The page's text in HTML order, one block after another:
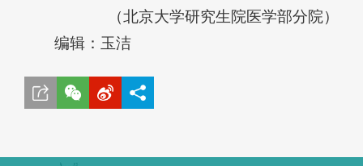
（北京大学研究生院医学部分院）
编辑：玉洁